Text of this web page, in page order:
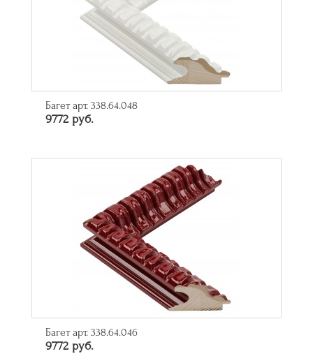
Багет арт. 338.64.048
9772 руб.
Багет арт. 338.64.046
9772 руб.